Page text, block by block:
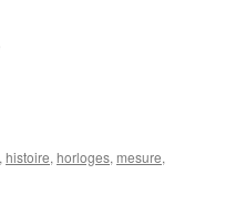
, histoire, horloges, mesure,